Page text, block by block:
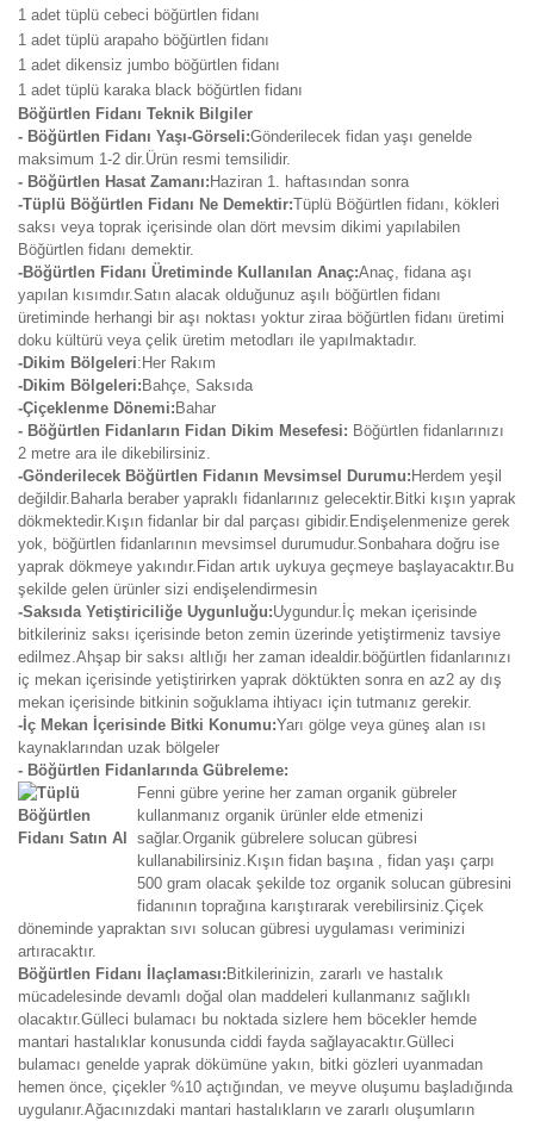
1 adet tüplü cebeci böğürtlen fidanı
1 adet tüplü arapaho böğürtlen fidanı
1 adet dikensiz jumbo böğürtlen fidanı
1 adet tüplü karaka black böğürtlen fidanı
Böğürtlen Fidanı Teknik Bilgiler
- Böğürtlen Fidanı Yaşı-Görseli:Gönderilecek fidan yaşı genelde
maksimum 1-2 dir.Ürün resmi temsilidir.
- Böğürtlen Hasat Zamanı: Haziran 1. haftasından sonra
-Tüplü Böğürtlen Fidanı Ne Demektir:Tüplü Böğürtlen fidanı, kökleri
saksı veya toprak içerisinde olan dört mevsim dikimi yapılabilen
Böğürtlen fidanı demektir.
-Böğürtlen Fidanı Üretiminde Kullanılan Anaç:Anaç, fidana aşı
yapılan kısımdır.Satın alacak olduğunuz aşılı böğürtlen fidanı
üretiminde herhangi bir aşı noktası yoktur ziraa böğürtlen fidanı üretimi
doku kültürü veya çelik üretim metodları ile yapılmaktadır.
-Dikim Bölgeleri:Her Rakım
-Dikim Bölgeleri: Bahçe, Saksıda
-Çiçeklenme Dönemi: Bahar
- Böğürtlen Fidanların Fidan Dikim Mesefesi: Böğürtlen fidanlarınızı
2 metre ara ile dikebilirsiniz.
-Gönderilecek Böğürtlen Fidanın Mevsimsel Durumu: Herdem yeşil
değildir.Baharla beraber yapraklı fidanlarınız gelecektir.Bitki kışın yaprak
dökmektedir.Kışın fidanlar bir dal parçası gibidir.Endişelenmenize gerek
yok, böğürtlen fidanlarının mevsimsel durumudur.Sonbahara doğru ise
yaprak dökmeye yakındır.Fidan artık uykuya geçmeye başlayacaktır.Bu
şekilde gelen ürünler sizi endişelendirmesin
-Saksıda Yetiştiriciliğe Uygunluğu:Uygundur.İç mekan içerisinde
bitkileriniz saksı içerisinde beton zemin üzerinde yetiştirmeniz tavsiye
edilmez.Ahşap bir saksı altlığı her zaman idealdir.böğürtlen fidanlarınızı
iç mekan içerisinde yetiştirirken yaprak döktükten sonra en az2 ay dış
mekan içerisinde bitkinin soğuklama ihtiyacı için tutmanız gerekir.
-İç Mekan İçerisinde Bitki Konumu:Yarı gölge veya güneş alan ısı
kaynaklarından uzak bölgeler
- Böğürtlen Fidanlarında Gübreleme:
Fenni gübre yerine her zaman organik gübreler
kullanmanız organik ürünler elde etmenizi
sağlar.Organik gübrelere solucan gübresi
kullanabilirsiniz.Kışın fidan başına , fidan yaşı çarpı
500 gram olacak şekilde toz organik solucan gübresini
fidanının toprağına karıştırarak verebilirsiniz.Çiçek
döneminde yapraktan sıvı solucan gübresi uygulaması veriminizi
artıracaktır.
Böğürtlen Fidanı İlaçlaması: Bitkilerinizin, zararlı ve hastalık
mücadelesinde devamlı doğal olan maddeleri kullanmanız sağlıklı
olacaktır.Gülleci bulamacı bu noktada sizlere hem böcekler hemde
mantari hastalıklar konusunda ciddi fayda sağlayacaktır.Gülleci
bulamacı genelde yaprak dökümüne yakın, bitki gözleri uyanmadan
hemen önce, çiçekler %10 açtığından, ve meyve oluşumu başladığında
uygulanır.Ağacınızdaki mantari hastalıkların ve zararlı oluşumların